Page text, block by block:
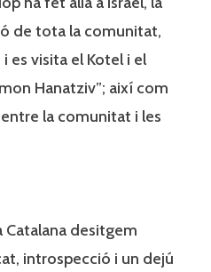
de tota la comunitat,
es visita el Kotel i el
Hanatziv”; així com
la comunitat i les
Catalana desitgem
introspecció i un dejú